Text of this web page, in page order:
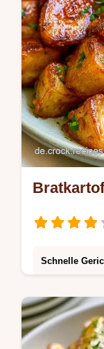
Schnelle
hilft Ihnen